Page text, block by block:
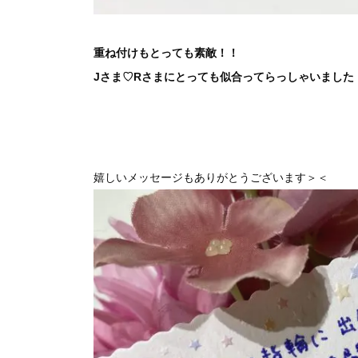
重ね付けもとっても素敵！！
Jさま♡Rさまにとっても似合ってらっしゃいました
嬉しいメッセージもありがとうございます＞＜